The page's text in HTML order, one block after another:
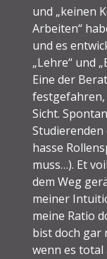
und „keinen
Arbeiten“
und es
„Lehre“ und
Eine der
Sicht.
Studierenden
hasse
muss…). Et
dem Weg
meiner
meine Ratio
bist doch gar
wenn es total